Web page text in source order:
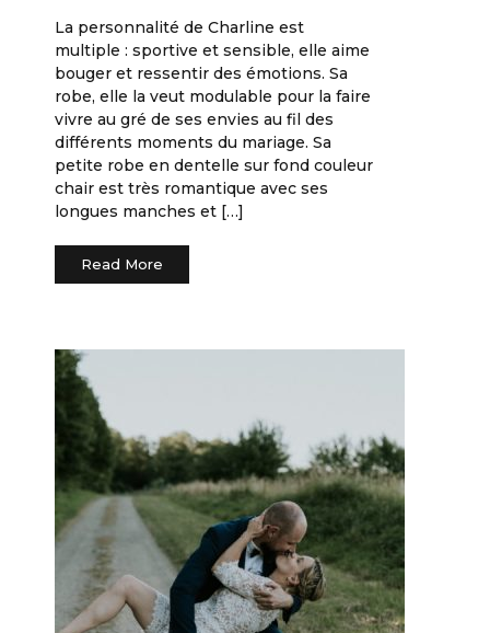
La personnalité de Charline est
multiple : sportive et sensible, elle aime
bouger et ressentir des émotions. Sa
robe, elle la veut modulable pour la faire
vivre au gré de ses envies au fil des
différents moments du mariage. Sa
petite robe en dentelle sur fond couleur
chair est très romantique avec ses
longues manches et […]
Read More